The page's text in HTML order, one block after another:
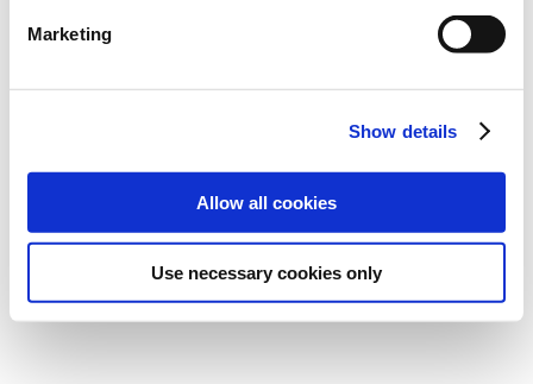
Marketing
Show details
Allow all cookies
Use necessary cookies only